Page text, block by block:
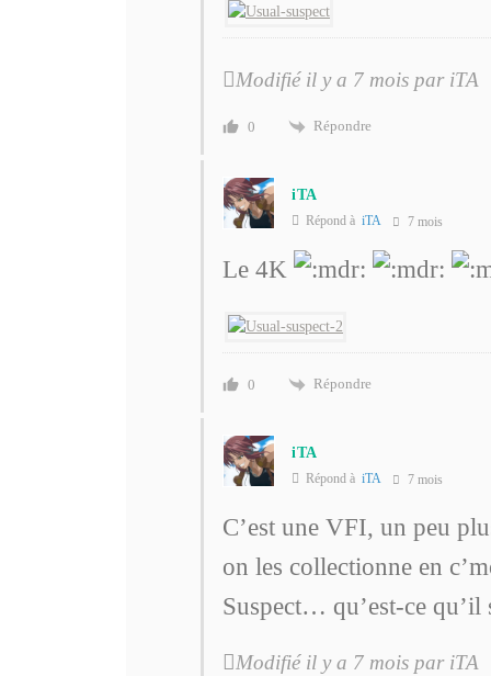
Modifié il y a 7 mois par iTA
0 Répondre
iTA
Répond à iTA 7 mois
Le 4K
0 Répondre
iTA
Répond à iTA 7 mois
C’est une VFI, un peu
on les collectionne en
Suspect… qu’est-ce
Modifié il y a 7 mois par iTA